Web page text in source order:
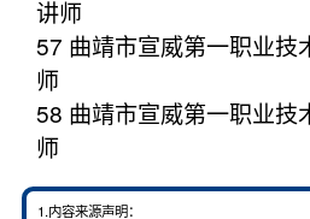
讲师
57 曲靖市宣威第一职业技
师
58 曲靖市宣威第一职业技
师
1.内容来源声明：